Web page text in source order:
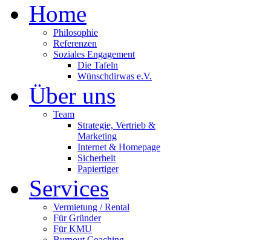
Home
Philosophie
Referenzen
Soziales Engagement
Die Tafeln
Wünschdirwas e.V.
Über uns
Team
Strategie, Vertrieb &
Marketing
Internet & Homepage
Sicherheit
Papiertiger
Services
Vermietung / Rental
Für Gründer
Für KMU